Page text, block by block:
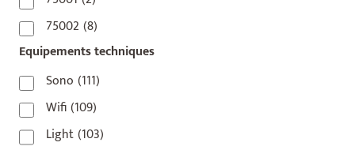
75002 (8)
75003(1)
75004(2)
75006 (5)
75007(7)
Equipements techniques
Sono (111)
Wifi(109)
Light(103)